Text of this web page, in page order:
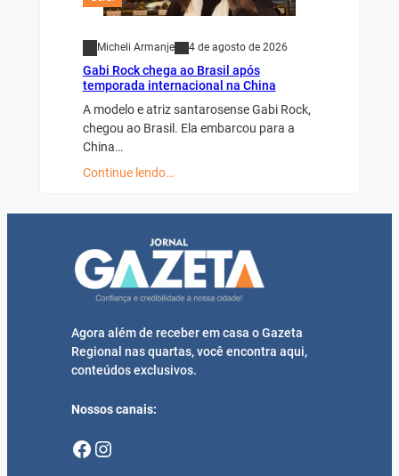
Micheli Armanje
Gabi Rock chega ao Brasil após
temporada internacional na China
chegou ao Brasil. Ela embarcou para a
China…
Regional nas quartas, você encontra aqui,
conteúdos exclusivos.
Facebook Instagram